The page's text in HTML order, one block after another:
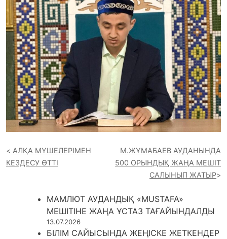
АЛҚА МҮШЕЛЕРІМЕН
КЕЗДЕСУ ӨТТІ
М.ЖҰМАБАЕВ АУДАНЫНДА
500 ОРЫНДЫҚ ЖАҢА МЕШІТ
САЛЫНЫП ЖАТЫР
МАМЛЮТ АУДАНДЫҚ «MUSTAFA»
МЕШІТІНЕ ЖАҢА ҰСТАЗ ТАҒАЙЫНДАЛДЫ
13.07.2026
БІЛІМ САЙЫСЫНДА ЖЕҢІСКЕ ЖЕТКЕНДЕР